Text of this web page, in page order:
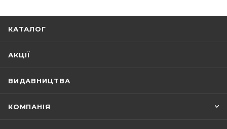
КАТАЛОГ
АКЦІЇ
ВИДАВНИЦТВА
КОМПАНІЯ